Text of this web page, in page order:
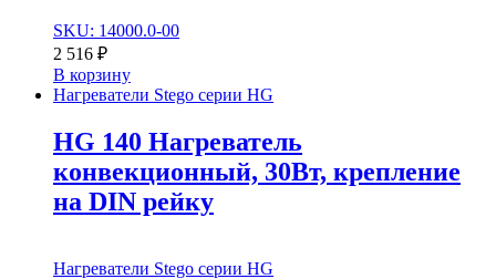
SKU: 14000.0-00
2 516 ₽
В корзину
Нагреватели Stego серии HG
HG 140 Нагреватель
конвекционный, 30Вт, крепление
на DIN рейку
Нагреватели Stego серии HG